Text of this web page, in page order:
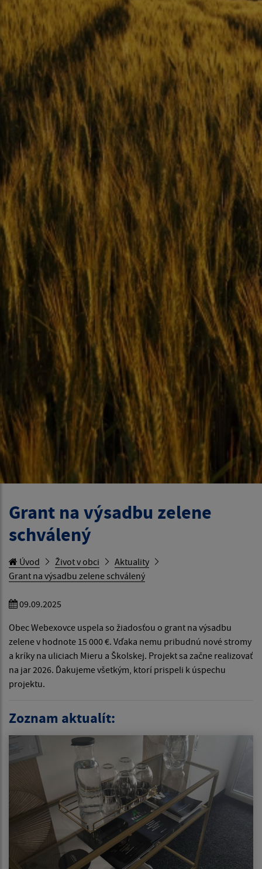
Grant na výsadbu zelene
schválený
Úvod Život v obci
Aktuality
Grant na výsadbu zelene schválený
09.09.2025
Obec Webexovce uspela so žiadosťou o grant na výsadbu
zelene v hodnote 15 000 €. Vďaka nemu pribudnú nové stromy
a kríky na uliciach Mieru a Školskej. Projekt sa začne realizovať
na jar 2026. Ďakujeme všetkým, ktorí prispeli k úspechu
projektu.
Zoznam aktualít: